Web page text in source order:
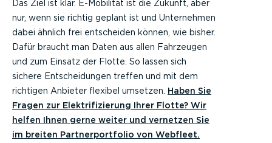
Das Ziel ist klar. E-Mobilität ist die Zukunft, aber
nur, wenn sie richtig geplant ist und Unternehmen
dabei ähnlich frei entscheiden können, wie bisher.
Dafür braucht man Daten aus allen Fahrzeugen
und zum Einsatz der Flotte. So lassen sich
sichere Entscheidungen treffen und mit dem
richtigen Anbieter flexibel umsetzen. Haben Sie
Fragen zur Elektrifizierung Ihrer Flotte? Wir
helfen Ihnen gerne weiter und vernetzen Sie
im breiten Partnerportfolio von Webfleet.